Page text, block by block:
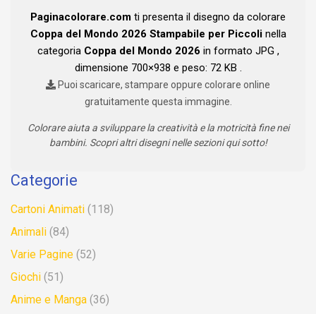
Paginacolorare.com ti presenta il disegno da colorare
Coppa del Mondo 2026 Stampabile per Piccolinella
categoria Coppa del Mondo 2026 in formato JPG ,
dimensione 700×938 e peso: 72 KB .
Puoi scaricare, stampare oppure colorare online
gratuitamente questa immagine.
Colorare aiuta a sviluppare la creatività e la motricità fine nei
bambini. Scopri altri disegni nelle sezioni qui sotto!
Categorie
Cartoni Animati (118)
Animali (84)
Varie Pagine (52)
Giochi (51)
Anime e Manga (36)